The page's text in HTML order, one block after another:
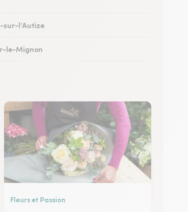
sur-l’Autize
le-Mignon
Fleurs et Passion